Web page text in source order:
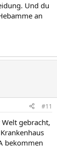
Und du
an
#11
gebracht,
bekommen